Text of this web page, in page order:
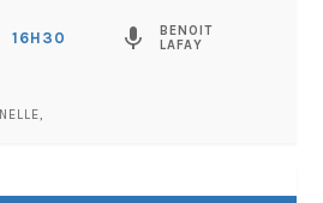
16H30 mic
BENOIT
LAFAY